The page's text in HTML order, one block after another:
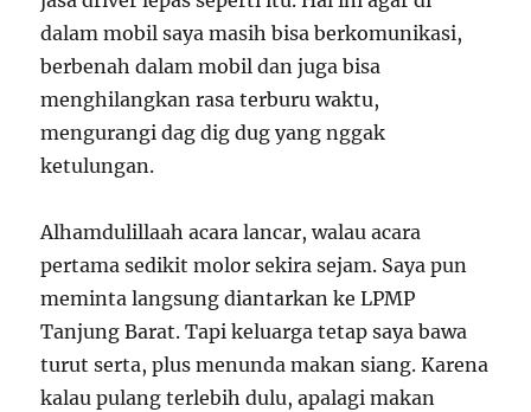
dalam mobil saya masih bisa berkomunikasi,
berbenah dalam mobil dan juga bisa
menghilangkan rasa terburu waktu,
mengurangi dag dig dug yang nggak
ketulungan.
Alhamdulillaah acara lancar, walau acara
pertama sedikit molor sekira sejam. Saya pun
meminta langsung diantarkan ke LPMP
Tanjung Barat. Tapi keluarga tetap saya bawa
turut serta, plus menunda makan siang. Karena
kalau pulang terlebih dulu, apalagi makan